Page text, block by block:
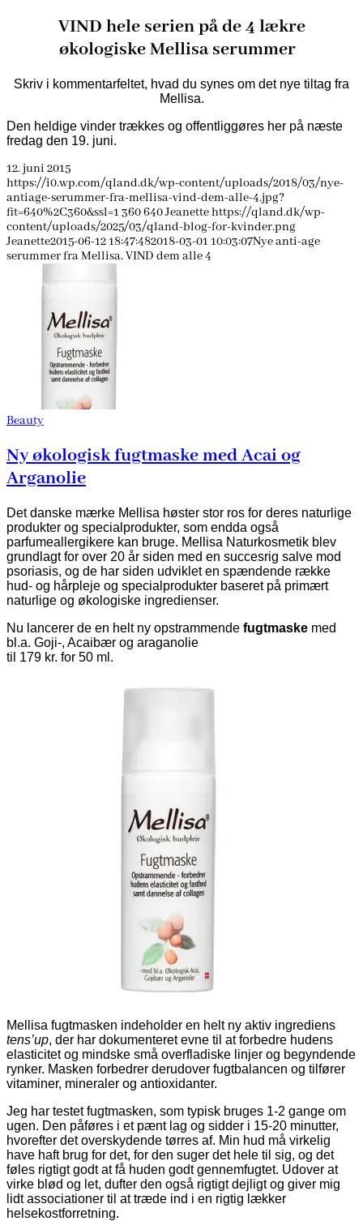
VIND hele serien på de 4 lækre
økologiske Mellisa serummer
Skriv i kommentarfeltet, hvad du synes om det nye tiltag fra
Mellisa.
Den heldige vinder trækkes og offentliggøres her på næste
fredag den 19. juni.
12. juni 2015
https://i0.wp.com/qland.dk/wp-content/uploads/2018/03/nye-
antiage-serummer-fra-mellisa-vind-dem-alle-4.jpg?
fit=640%2C360&ssl=1 360640Jeanettehttps://qland.dk/wp-
content/uploads/2025/03/qland-blog-for-kvinder.png
Jeanette2015-06-12 18:47:482018-03-01 10:03:07Nye anti-age
serummer fra Mellisa. VIND dem alle 4
Beauty
Ny økologisk fugtmaske med Acai og
Arganolie
Det danske mærke Mellisa høster stor ros for deres naturlige
produkter og specialprodukter, som endda også
parfumeallergikere kan bruge. Mellisa Naturkosmetik blev
grundlagt for over 20 år siden med en succesrig salve mod
psoriasis, og de har siden udviklet en spændende række
hud- og hårpleje og specialprodukter baseret på primært
naturlige og økologiske ingredienser.
Nu lancerer de en helt ny opstrammende fugtmaske med
bl.a. Goji-, Acaibær og araganolie
til 179 kr. for 50 ml.
Mellisa fugtmasken indeholder en helt ny aktiv ingrediens
tens’up, der har dokumenteret evne til at forbedre hudens
elasticitet og mindske små overfladiske linjer og begyndende
rynker. Masken forbedrer derudover fugtbalancen og tilfører
vitaminer, mineraler og antioxidanter.
Jeg har testet fugtmasken, som typisk bruges 1-2 gange om
ugen. Den påføres i et pænt lag og sidder i 15-20 minutter,
hvorefter det overskydende tørres af. Min hud må virkelig
have haft brug for det, for den suger det hele til sig, og det
føles rigtigt godt at få huden godt gennemfugtet. Udover at
virke blød og let, dufter den også rigtigt dejligt og giver mig
lidt associationer til at træde ind i en rigtig lækker
helsekostforretning.